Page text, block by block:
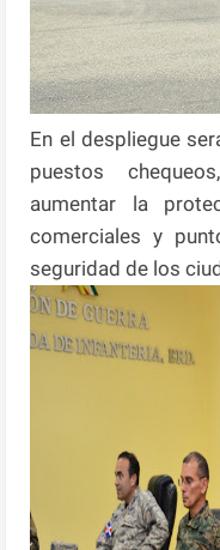
En el despliegue
puestos
aumentar la
comerciales y
seguridad de los